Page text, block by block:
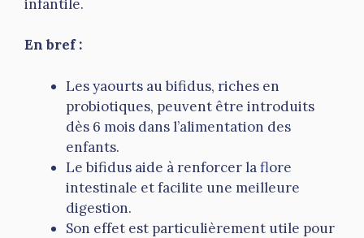
infantile.
En bref :
Les yaourts au bifidus, riches en
probiotiques, peuvent être introduits
dès 6 mois dans l’alimentation des
enfants.
Le bifidus aide à renforcer la flore
intestinale et facilite une meilleure
digestion.
Son effet est particulièrement utile pour